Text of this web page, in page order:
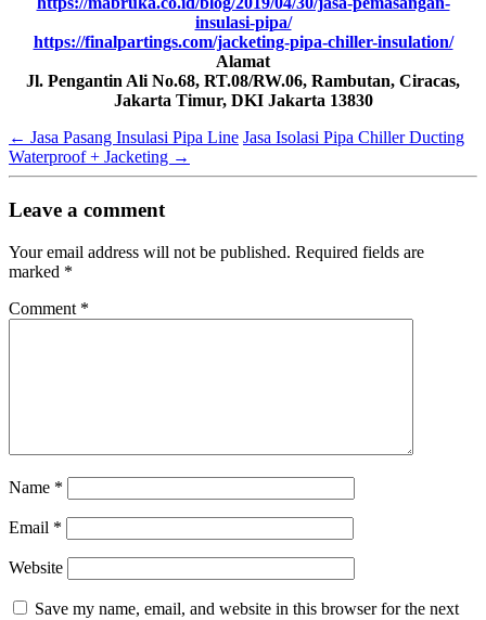
insulasi-pipa/
https://finalpartings.com/jacketing-pipa-chiller-insulation/
Alamat
Jl. Pengantin Ali No.68, RT.08/RW.06, Rambutan, Ciracas,
Jakarta Timur, DKI Jakarta 13830
← Jasa Pasang Insulasi Pipa Line Jasa Isolasi Pipa Chiller Ducting
Waterproof + Jacketing →
Leave a comment
Your email address will not be published. Required fields are
marked *
Comment *
Name *
Email *
Website
Save my name, email, and website in this browser for the next